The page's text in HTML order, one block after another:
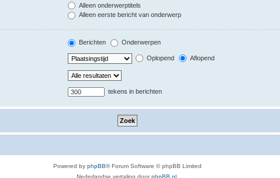
Alleen onderwerptitels
Alleen eerste bericht van onderwerp
Berichten Onderwerpen
Oplopend Aflopend
tekens in berichten
Powered by phpBB® Forum Software © phpBB Limited
Nederlandse vertaling doorphpBB.nl